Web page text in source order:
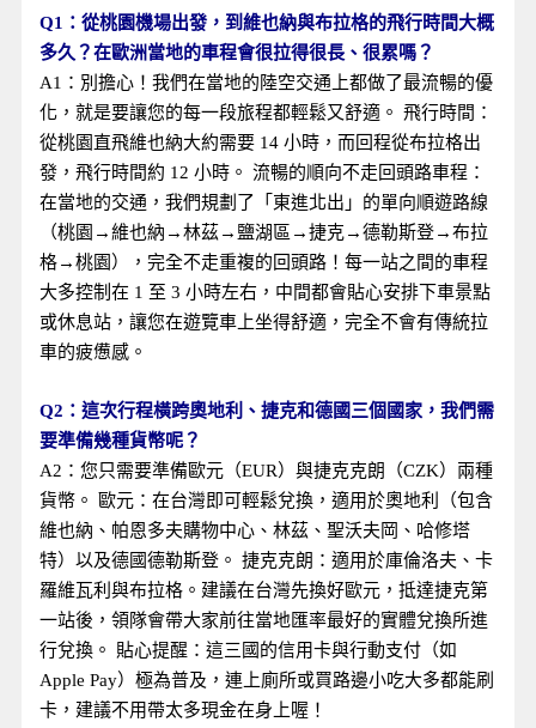
Q1：從桃園機場出發，到維也納與布拉格的飛行時間大概
多久？在歐洲當地的車程會很拉得很長、很累嗎？
A1：別擔心！我們在當地的陸空交通上都做了最流暢的優
化，就是要讓您的每一段旅程都輕鬆又舒適。 飛行時間：
從桃園直飛維也納大約需要 14 小時，而回程從布拉格出
發，飛行時間約 12 小時。 流暢的順向不走回頭路車程：
在當地的交通，我們規劃了「東進北出」的單向順遊路線
（桃園→維也納→林茲→鹽湖區→捷克→德勒斯登→布拉
格→桃園），完全不走重複的回頭路！每一站之間的車程
大多控制在 1 至 3 小時左右，中間都會貼心安排下車景點
或休息站，讓您在遊覽車上坐得舒適，完全不會有傳統拉
車的疲憊感。
Q2：這次行程橫跨奧地利、捷克和德國三個國家，我們需
要準備幾種貨幣呢？
A2：您只需要準備歐元（EUR）與捷克克朗（CZK）兩種
貨幣。 歐元：在台灣即可輕鬆兌換，適用於奧地利（包含
維也納、帕恩多夫購物中心、林茲、聖沃夫岡、哈修塔
特）以及德國德勒斯登。 捷克克朗：適用於庫倫洛夫、卡
羅維瓦利與布拉格。建議在台灣先換好歐元，抵達捷克第
一站後，領隊會帶大家前往當地匯率最好的實體兌換所進
行兌換。 貼心提醒：這三國的信用卡與行動支付（如
Apple Pay）極為普及，連上廁所或買路邊小吃大多都能刷
卡，建議不用帶太多現金在身上喔！